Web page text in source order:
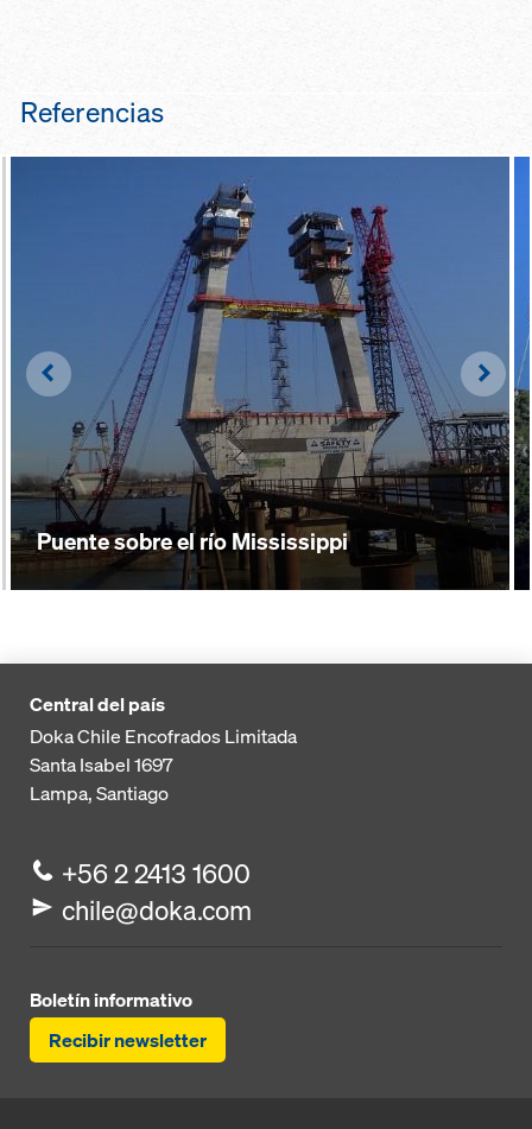
Referencias
Puente sobre el río Mississippi
Left
Central del país
Doka Chile Encofrados Limitada
Santa Isabel 1697
Lampa, Santiago
+56 2 2413 1600
chile@doka.com
Boletín informativo
Recibir newsletter